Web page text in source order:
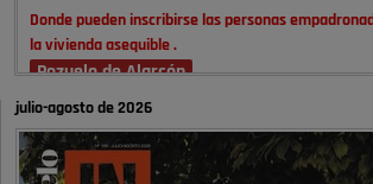
Donde pueden inscribirse las personas
la vivienda asequible .
Pozuelo de Alarcón
Pozuelo desbloquea
definitivamente Huerta
obras …
julio-agosto de 2026